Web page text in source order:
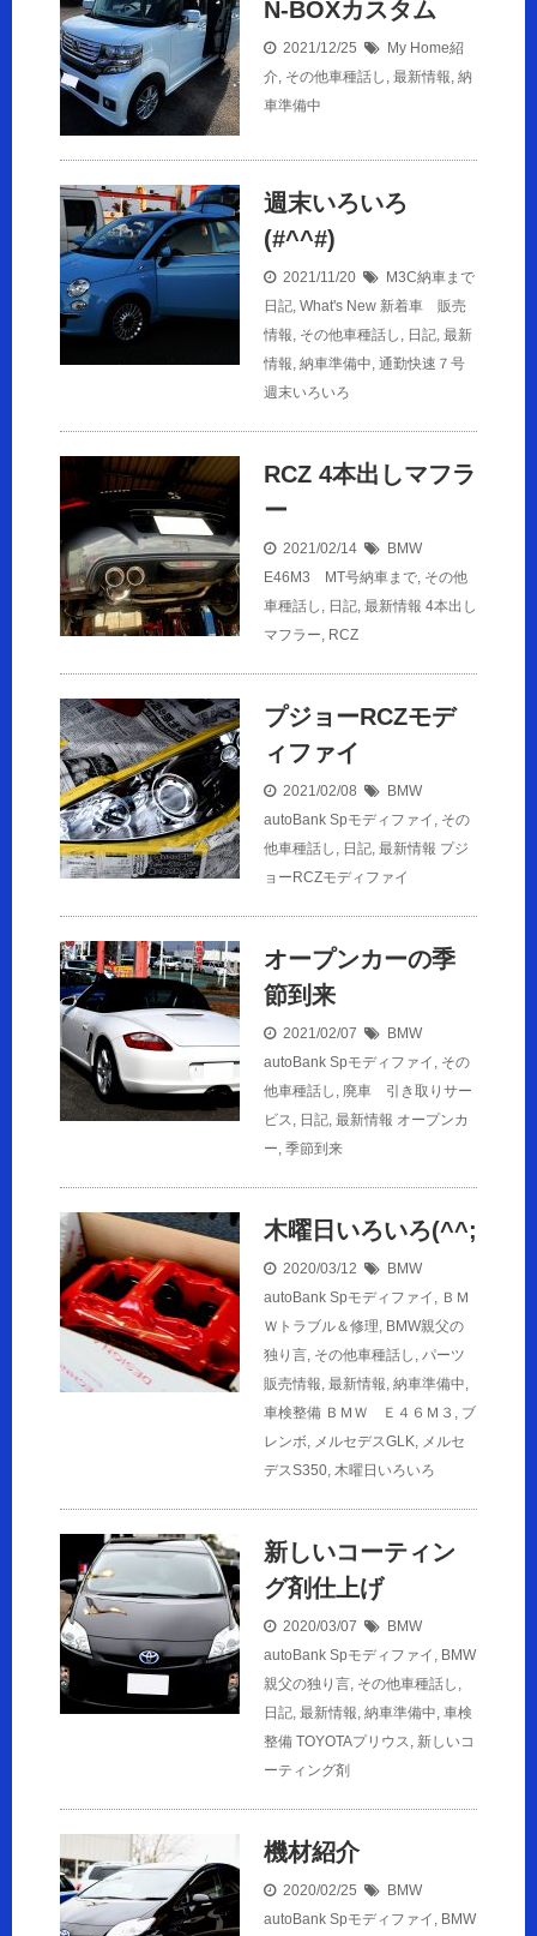
N-BOXカスタム
2021/12/25
My Home紹
介, その他車種話し , 最新情報, 納
車準備中
週末いろいろ
(#^^#)
2021/11/20
M3C納車まで
日記, What's New 新着車 販売
情報, その他車種話し , 日記, 最新
情報, 納車準備中, 通勤快速７号
週末いろいろ
RCZ 4本出しマフラ
ー
2021/02/14
BMW
E46M3 MT号納車まで, その他
車種話し , 日記, 最新情報 4本出し
マフラー, RCZ
プジョーRCZモデ
ィファイ
2021/02/08
BMW
autoBank Spモディファイ , その
他車種話し , 日記, 最新情報 プジ
ョーRCZモディファイ
オープンカーの季
節到来
2021/02/07
BMW
autoBank Spモディファイ , その
他車種話し , 廃車 引き取りサー
ビス, 日記, 最新情報 オープンカ
ー, 季節到来
木曜日いろいろ(^^;
2020/03/12
BMW
autoBank Spモディファイ , ＢＭ
Ｗトラブル＆修理, BMW親父の
独り言, その他車種話し , パーツ
販売情報, 最新情報, 納車準備中,
車検整備 ＢＭＷ Ｅ４６Ｍ３ , ブ
レンボ, メルセデスGLK, メルセ
デスS350, 木曜日いろいろ
新しいコーティン
グ剤仕上げ
2020/03/07
BMW
autoBank Spモディファイ , BMW
親父の独り言, その他車種話し ,
日記, 最新情報, 納車準備中, 車検
整備 TOYOTAプリウス, 新しいコ
ーティング剤
機材紹介
2020/02/25
BMW
autoBank Spモディファイ , BMW